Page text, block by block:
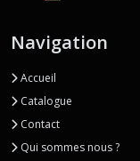
Navigation
Accueil
Catalogue
Contact
Qui sommes nous ?